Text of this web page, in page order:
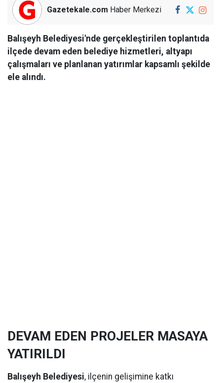
Gazetekale.com Haber Merkezi
Balışeyh Belediyesi'nde gerçekleştirilen toplantıda
ilçede devam eden belediye hizmetleri, altyapı
çalışmaları ve planlanan yatırımlar kapsamlı şekilde
ele alındı.
DEVAM EDEN PROJELER MASAYA
YATIRILDI
Balışeyh Belediyesi, ilçenin gelişimine katkı